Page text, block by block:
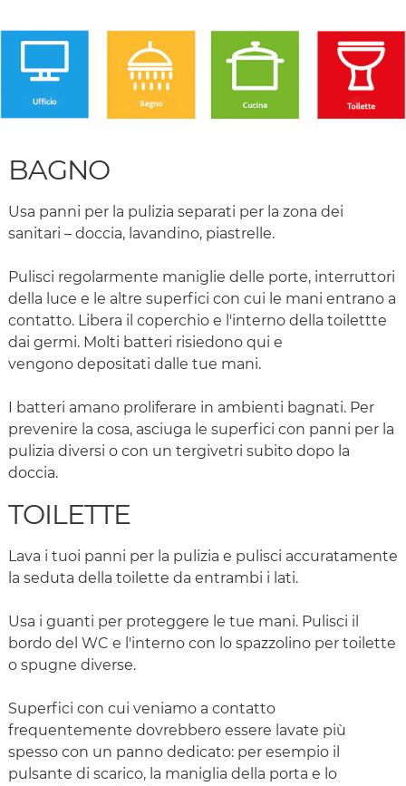
BAGNO
Usa panni per la pulizia separati per la zona dei
sanitari – doccia, lavandino, piastrelle.
Pulisci regolarmente maniglie delle porte, interruttori
della luce e le altre superfici con cui le mani entrano a
contatto. Libera il coperchio e l'interno della toilettte
dai germi. Molti batteri risiedono qui e
vengono depositati dalle tue mani.
I batteri amano proliferare in ambienti bagnati. Per
prevenire la cosa, asciuga le superfici con panni per la
pulizia diversi o con un tergivetri subito dopo la
doccia.
TOILETTE
Lava i tuoi panni per la pulizia e pulisci accuratamente
la seduta della toilette da entrambi i lati.
Usa i guanti per proteggere le tue mani. Pulisci il
bordo del WC e l'interno con lo spazzolino per toilette
o spugne diverse.
Superfici con cui veniamo a contatto
frequentemente dovrebbero essere lavate più
spesso con un panno dedicato: per esempio il
pulsante di scarico, la maniglia della porta e lo